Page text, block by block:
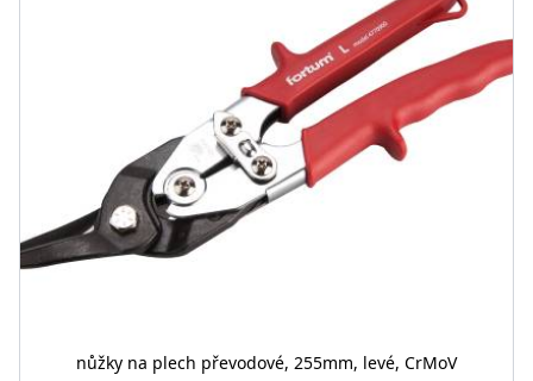
nůžky na plech převodové, 255mm, levé, CrMoV